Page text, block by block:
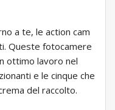
a te, le action cam
Queste fotocamere
ottimo lavoro nel
e le cinque che
del raccolto.